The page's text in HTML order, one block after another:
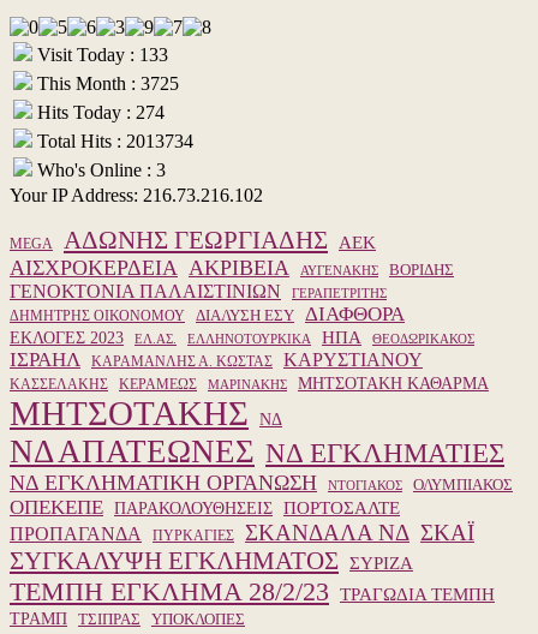
Visit Today : 133
This Month : 3725
Hits Today : 274
Total Hits : 2013734
Who's Online : 3
Your IP Address: 216.73.216.102
MEGA ΑΔΩΝΗΣ ΓΕΩΡΓΙΑΔΗΣ ΑΕΚ
ΑΙΣΧΡΟΚΕΡΔΕΙΑ ΑΚΡΙΒΕΙΑ ΑΥΓΕΝΑΚΗΣ ΒΟΡΙΔΗΣ
ΓΕΝΟΚΤΟΝΙΑ ΠΑΛΑΙΣΤΙΝΙΩΝ
ΓΕΡΑΠΕΤΡΙΤΗΣ
ΔΗΜΗΤΡΗΣ ΟΙΚΟΝΟΜΟΥ
ΔΙΑΛΥΣΗ ΕΣΥ ΔΙΑΦΘΟΡΑ
ΕΚΛΟΓΕΣ 2023 ΕΛ.ΑΣ. ΕΛΛΗΝΟΤΟΥΡΚΙΚΑ ΗΠΑ ΘΕΟΔΩΡΙΚΑΚΟΣ
ΙΣΡΑΗΛ ΚΑΡΑΜΑΝΛΗΣ Α. ΚΩΣΤΑΣ ΚΑΡΥΣΤΙΑΝΟΥ
ΚΑΣΣΕΛΑΚΗΣ ΚΕΡΑΜΕΩΣ ΜΑΡΙΝΑΚΗΣ ΜΗΤΣΟΤΑΚΗ ΚΑΘΑΡΜΑ
ΜΗΤΣΟΤΑΚΗΣ ΝΔ
ΝΔ ΑΠΑΤΕΩΝΕΣ ΝΔ ΕΓΚΛΗΜΑΤΙΕΣ
ΝΔ ΕΓΚΛΗΜΑΤΙΚΗ ΟΡΓΑΝΩΣΗ ΝΤΟΓΙΑΚΟΣ ΟΛΥΜΠΙΑΚΟΣ
ΟΠΕΚΕΠΕ ΠΑΡΑΚΟΛΟΥΘΗΣΕΙΣ ΠΟΡΤΟΣΑΛΤΕ
ΠΡΟΠΑΓΑΝΔΑ ΠΥΡΚΑΓΙΕΣ ΣΚΑΝΔΑΛΑ ΝΔ ΣΚΑΪ
ΣΥΓΚΑΛΥΨΗ ΕΓΚΛΗΜΑΤΟΣ ΣΥΡΙΖΑ
ΤΕΜΠΗ ΕΓΚΛΗΜΑ 28/2/23 ΤΡΑΓΩΔΙΑ ΤΕΜΠΗ
ΤΡΑΜΠ ΤΣΙΠΡΑΣ ΥΠΟΚΛΟΠΕΣ